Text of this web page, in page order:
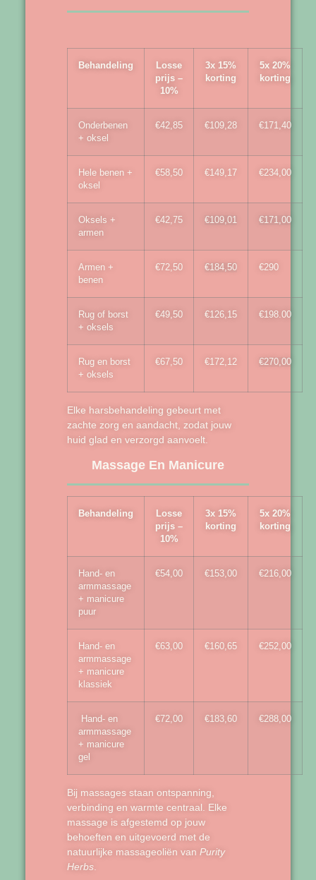
Behandeling
Losse
prijs –
10%
3x 15%
korting
5x 20%
korting
Onderbenen
+ oksel
€42,85 €109,28 €171,40
Hele benen +
oksel
€58,50 €149,17 €234,00
Oksels +
armen
€42,75 €109,01 €171,00
Armen +
benen
€72,50 €184,50 €290
Rug of borst
+ oksels
€49,50 €126,15 €198.00
Rug en borst
+ oksels
€67,50 €172,12 €270,00
Elke harsbehandeling gebeurt met
zachte zorg en aandacht, zodat jouw
huid glad en verzorgd aanvoelt.
Massage En Manicure
Behandeling
Losse
prijs –
10%
3x 15%
korting
5x 20%
korting
Hand- en
armmassage
+ manicure
puur
€54,00 €153,00 €216,00
Hand- en
armmassage
+ manicure
klassiek
€63,00 €160,65 €252,00
Hand- en
armmassage
+ manicure
gel
€72,00 €183,60 €288,00
Bij massages staan ontspanning,
verbinding en warmte centraal. Elke
massage is afgestemd op jouw
behoeften en uitgevoerd met de
natuurlijke massageoliën vanPurity
Herbs